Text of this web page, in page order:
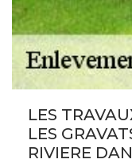
LES
LES
RIVIERE